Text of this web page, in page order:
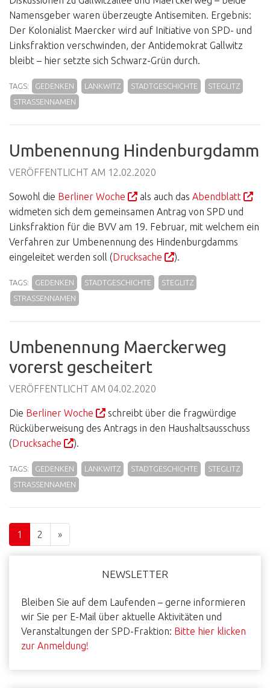
Namensgeber waren überzeugte Antisemiten. Ergebnis:
Der Kolonialist Maercker wird auf Initiative von SPD- und
Linksfraktion verschwinden, der Antidemokrat Gallwitz
bleibt – hier setzte sich Schwarz-Grün durch.
TAGS: GEDENKEN LANKWITZ STADTGESCHICHTE
STEGLITZ
STRASSENNAMEN
Umbenennung Hindenburgdamm
VERÖFFENTLICHT AM 12.02.2020
Sowohl die Berliner Woche als auch das Abendblatt
widmeten sich dem gemeinsamen Antrag von SPD und
Linksfraktion für die BVV am 19. Februar, mit welchem ein
Verfahren zur Umbenennung des Hindenburgdamms
eingeleitet werden soll (Drucksache ).
TAGS: GEDENKEN STADTGESCHICHTE
STEGLITZ
STRASSENNAMEN
Umbenennung Maerckerweg
vorerst gescheitert
VERÖFFENTLICHT AM 04.02.2020
Die Berliner Woche
schreibt über die fragwürdige
Rücküberweisung des Antrags in den Haushaltsausschuss
(Drucksache ).
TAGS: GEDENKEN LANKWITZ STADTGESCHICHTE
STEGLITZ
STRASSENNAMEN
Seite
1 Seite
2 Next Page
»
NEWSLETTER
Bleiben Sie auf dem Laufenden – gerne informieren
wir Sie per E-Mail über aktuelle Aktivitäten und
Veranstaltungen der SPD-Fraktion: Bitte hier klicken
zur Anmeldung!